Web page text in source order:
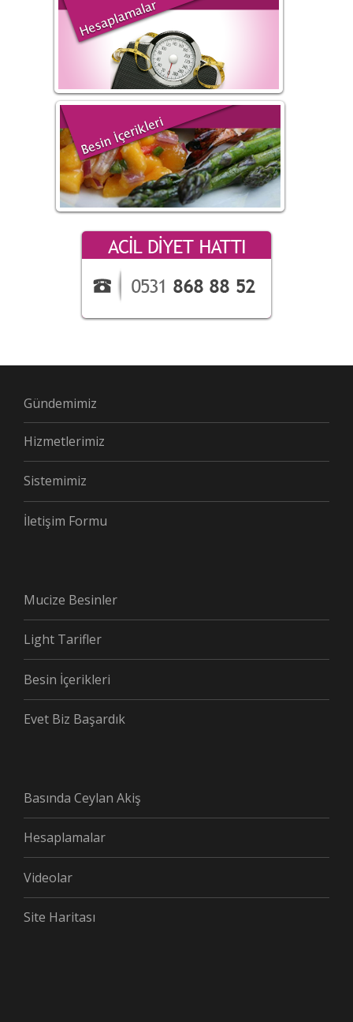
Gündemimiz
Hizmetlerimiz
Sistemimiz
İletişim Formu
Mucize Besinler
Light Tarifler
Besin İçerikleri
Evet Biz Başardık
Basında Ceylan Akiş
Hesaplamalar
Videolar
Site Haritası